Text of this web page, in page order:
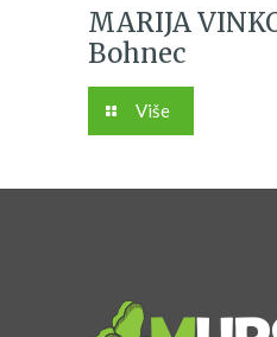
MARIJA
Bohnec
Više